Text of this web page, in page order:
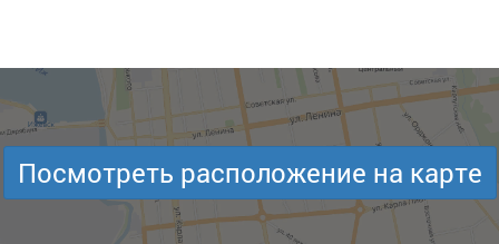
Посмотреть расположение на карте